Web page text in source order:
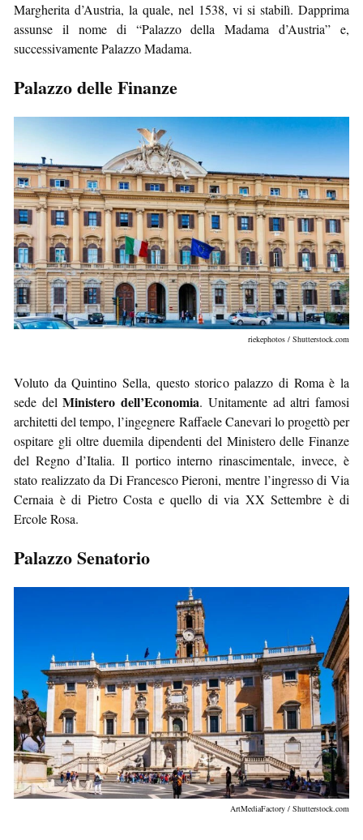
Margherita d’Austria, la quale, nel 1538, vi si stabilì. Dapprima
assunse il nome di “Palazzo della Madama d’Austria” e,
successivamente Palazzo Madama.
Palazzo delle Finanze
riekephotos / Shutterstock.com
Voluto da Quintino Sella, questo storico palazzo di Roma è la
sede delMinistero dell’Economia. Unitamente ad altri famosi
architetti del tempo, l’ingegnere Raffaele Canevari lo progettò per
ospitare gli oltre duemila dipendenti del Ministero delle Finanze
del Regno d’Italia. Il portico interno rinascimentale, invece, è
stato realizzato da Di Francesco Pieroni, mentre l’ingresso di Via
Cernaia è di Pietro Costa e quello di via XX Settembre è di
Ercole Rosa.
Palazzo Senatorio
ArtMediaFactory / Shutterstock.com